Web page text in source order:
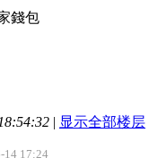
錢包
| 显示全部楼层
14 17:24